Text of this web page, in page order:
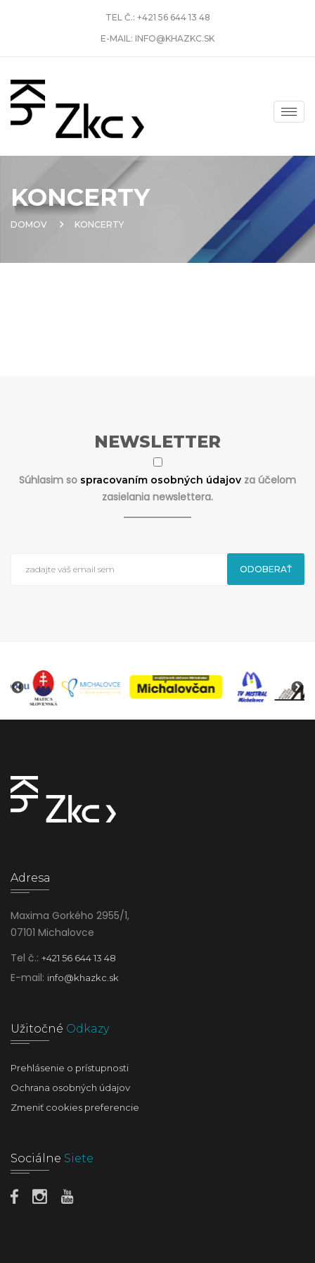
TEL Č.: +421 56 644 13 48
E-MAIL: INFO@KHAZKC.SK
KONCERTY
DOMOV KONCERTY
NEWSLETTER
Súhlasim so spracovaním osobných údajov za účelom
zasielania newslettera.
ODOBERAŤ
Adresa
Maxima Gorkého 2955/1,
07101 Michalovce
Tel č.: +421 56 644 13 48
E-mail: info@khazkc.sk
Užitočné Odkazy
Prehlásenie o prístupnosti
Ochrana osobných údajov
Zmeniť cookies preferencie
Sociálne Siete